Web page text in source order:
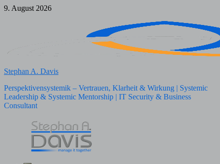
Zum
9. August 2026
Stephan A. Davis
Perspektivensystemik – Vertrauen, Klarheit & Wirkung | Systemic
Leadership & Systemic Mentorship | IT Security & Business
Consultant